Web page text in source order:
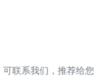
联系我们，推荐给您